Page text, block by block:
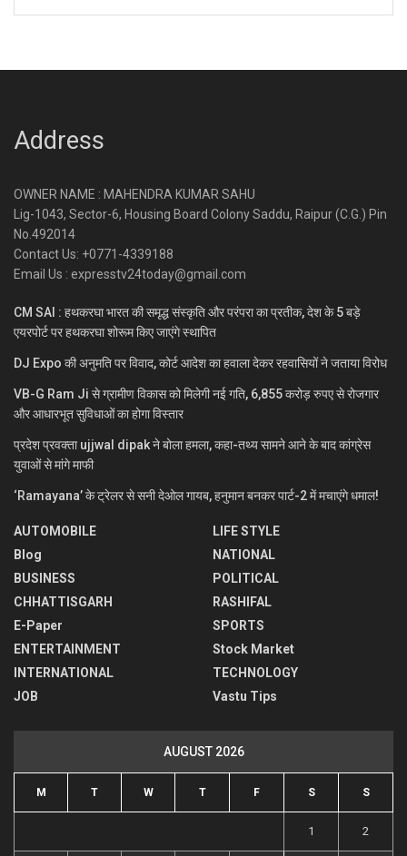
Address
OWNER NAME : MAHENDRA KUMAR SAHU
Lig-1043, Sector-6, Housing Board Colony Saddu, Raipur (C.G.) Pin
No.492014
Contact Us: +0771-4339188
Email Us : expresstv24today@gmail.com
CM SAI : हथकरघा भारत की समृद्ध संस्कृति और परंपरा का प्रतीक, देश के 5 बड़े
एयरपोर्ट पर हथकरघा शोरूम किए जाएंगे स्थापित
DJ Expo की अनुमति पर विवाद, कोर्ट आदेश का हवाला देकर रहवासियों ने जताया विरोध
VB-G Ram Ji से ग्रामीण विकास को मिलेगी नई गति, 6,855 करोड़ रुपए से रोजगार
और आधारभूत सुविधाओं का होगा विस्तार
प्रदेश प्रवक्ता ujjwal dipak ने बोला हमला, कहा-तथ्य सामने आने के बाद कांग्रेस
युवाओं से मांगे माफी
‘Ramayana’ के ट्रेलर से सनी देओल गायब, हनुमान बनकर पार्ट-2 में मचाएंगे धमाल!
AUTOMOBILE
Blog
BUSINESS
CHHATTISGARH
E-Paper
ENTERTAINMENT
INTERNATIONAL
JOB
LIFE STYLE
NATIONAL
POLITICAL
RASHIFAL
SPORTS
Stock Market
TECHNOLOGY
Vastu Tips
AUGUST 2026
M T W T F S S
1 2